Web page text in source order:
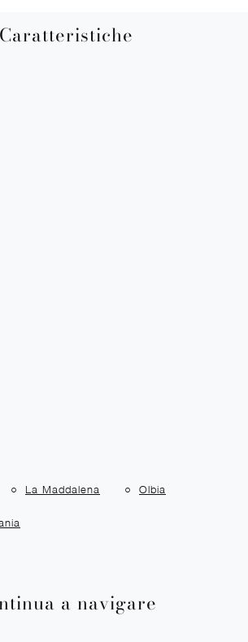
Caratteristiche
La Maddalena Olbia
a navigare